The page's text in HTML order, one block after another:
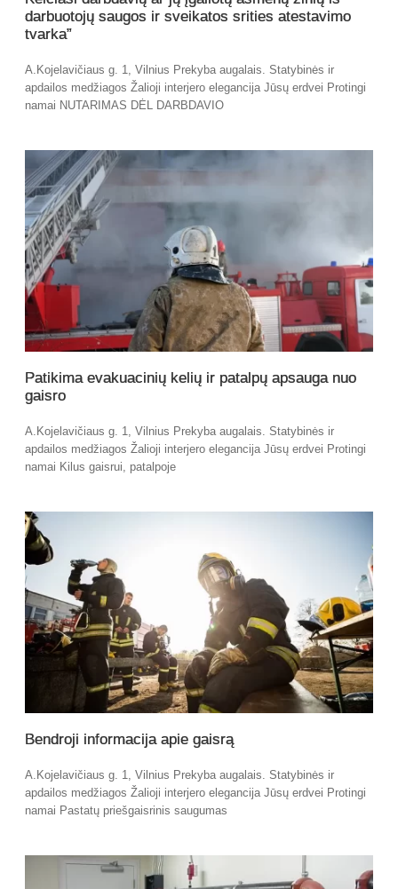
darbuotojų saugos ir sveikatos srities atestavimo
tvarka”
A.Kojelavičiaus g. 1, Vilnius Prekyba augalais. Statybinės ir
apdailos medžiagos Žalioji interjero elegancija Jūsų erdvei Protingi
namai NUTARIMAS DĖL DARBDAVIO
Patikima evakuacinių kelių ir patalpų apsauga nuo
gaisro
A.Kojelavičiaus g. 1, Vilnius Prekyba augalais. Statybinės ir
apdailos medžiagos Žalioji interjero elegancija Jūsų erdvei Protingi
namai Kilus gaisrui, patalpoje
Bendroji informacija apie gaisrą
A.Kojelavičiaus g. 1, Vilnius Prekyba augalais. Statybinės ir
apdailos medžiagos Žalioji interjero elegancija Jūsų erdvei Protingi
namai Pastatų priešgaisrinis saugumas